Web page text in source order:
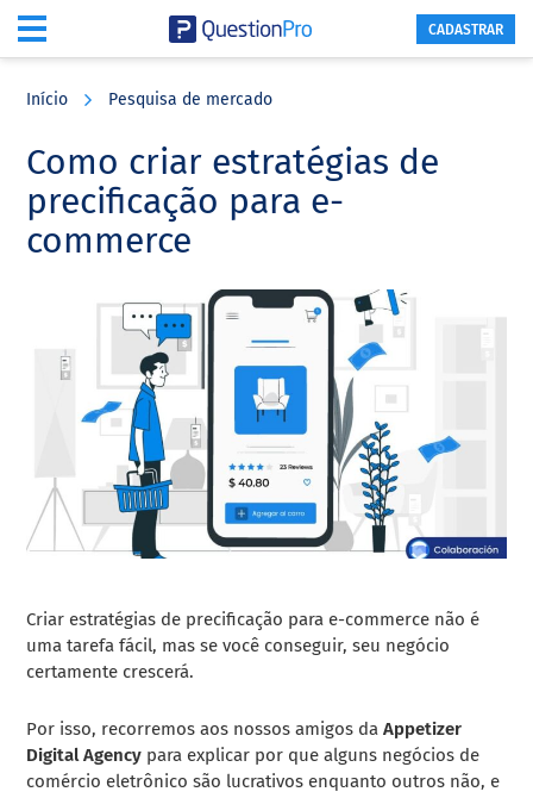
content
sidebar
CADASTRAR
Início Pesquisa de mercado
Como criar estratégias de
precificação para e-
commerce
Criar estratégias de precificação para e-commerce não é
uma tarefa fácil, mas se você conseguir, seu negócio
certamente crescerá.
Por isso, recorremos aos nossos amigos daAppetizer
Digital Agency para explicar por que alguns negócios de
comércio eletrônico são lucrativos enquanto outros não, e